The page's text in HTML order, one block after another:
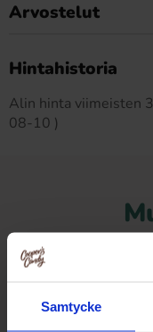
Samtycke
Arvostelut
Hintahistoria
Alin hinta viimeisten
08-10 )